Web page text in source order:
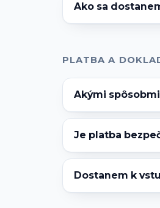
Ako sa
PLATBA A
Akými
Je platba
Dostanem k